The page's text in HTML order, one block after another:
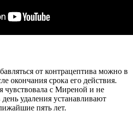
от контрацептива можно в
окончания срока его действия.
с Миреной и не
удаления устанавливают
пять лет.